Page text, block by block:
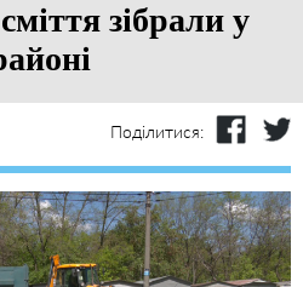
зібрали у
Поділитися: